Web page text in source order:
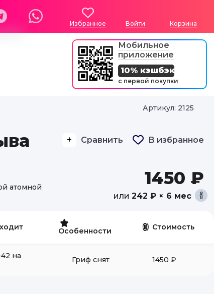
Избранное Войти Корзина
Мобильное
приложение
10% кэшбэк
с первой покупки
Артикул: 2125
Сравнить В избранное
1450 ₽
или 242 ₽ × 6 мес
атомной
Особенности Стоимость
на
Гриф снят 1450 ₽